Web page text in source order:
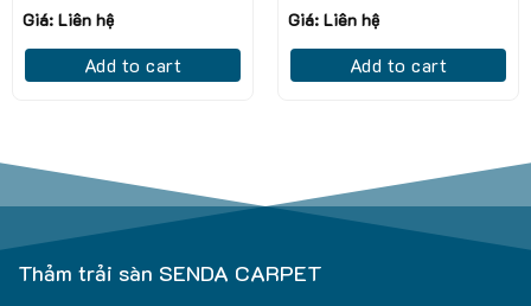
Giá: Liên hệ
Add to cart
Giá: Liên hệ
Add to cart
Thảm trải sàn SENDA CARPET